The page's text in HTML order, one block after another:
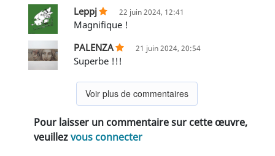
Leppj 22 juin 2024, 12:41
Magnifique !
PALENZA
21 juin 2024, 20:54
Superbe !!!
Voir plus de commentaires
Pour laisser un commentaire sur cette œuvre,
veuillezvous connecter